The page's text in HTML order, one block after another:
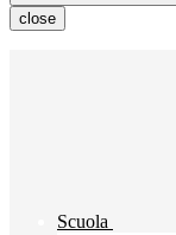
close
Scuola